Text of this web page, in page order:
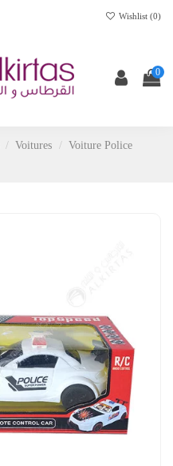
Wishlist (0)
0
Voitures
Voiture Police